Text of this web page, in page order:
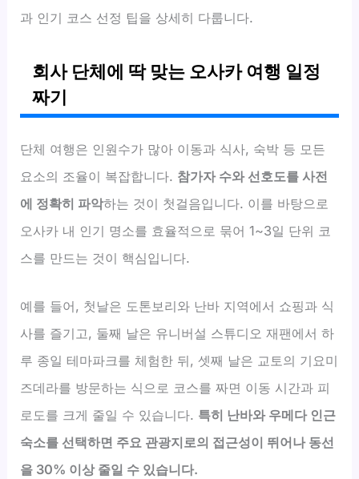
과 인기 코스 선정 팁을 상세히 다룹니다.
회사 단체에 딱 맞는 오사카 여행 일정
짜기
단체 여행은 인원수가 많아 이동과 식사, 숙박 등 모든
요소의 조율이 복잡합니다. 참가자 수와 선호도를 사전
에 정확히 파악하는 것이 첫걸음입니다. 이를 바탕으로
오사카 내 인기 명소를 효율적으로 묶어 1~3일 단위 코
스를 만드는 것이 핵심입니다.
예를 들어, 첫날은 도톤보리와 난바 지역에서 쇼핑과 식
사를 즐기고, 둘째 날은 유니버설 스튜디오 재팬에서 하
루 종일 테마파크를 체험한 뒤, 셋째 날은 교토의 기요미
즈데라를 방문하는 식으로 코스를 짜면 이동 시간과 피
로도를 크게 줄일 수 있습니다. 특히 난바와 우메다 인근
숙소를 선택하면 주요 관광지로의 접근성이 뛰어나 동선
을 30% 이상 줄일 수 있습니다.